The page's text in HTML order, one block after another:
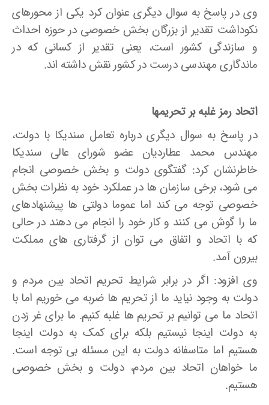
وی در پاسخ به سوال دیگری عنوان کرد یکی از محورهای
نکوداشت تقدیر از بزرگان بخش خصوصی در حوزه احداث
و سازندگی کشور است، یعنی تقدیر از کسانی که در
ماندگاری مهندسی درست در کشور نقش داشته ­اند.
اتحاد رمز غلبه بر تحریمها
در پاسخ به سوال دیگری درباره تعامل سندیکا با دولت،
مهندس محمد عطاردیان عضو شورای عالی سندیکا
خاطرنشان کرد: گفتگوی دولت و بخش خصوصی انجام
می­ شود، برخی سازمان ها در عملکرد خود به نظرات بخش
خصوصی توجه می­ کند اما عموما دولتی­ ها پیشنهادهای
ما را گوش می ­کنند و کار خود را انجام می ­دهند در حالی
که با اتحاد و اتفاق می­ توان از گرفتاری­ های مملکت
بیرون آمد.
وی افزود: اگر در برابر شرایط تحریم اتحاد بین مردم و
دولت به وجود نیاید ما از تحریم ها ضربه می­ خوریم اما با
اتحاد ما می­ توانیم بر تحریم ها غلبه کنیم. ما برای غر زدن
به دولت اینجا نیستیم بلکه برای کمک به دولت اینجا
هستیم اما متاسفانه دولت به این مسئله بی­ توجه است.
ما خواهان اتحاد بین مردم، دولت و بخش خصوصی
هستیم.